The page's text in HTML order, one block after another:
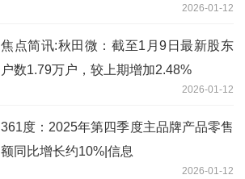
2026-01-12
焦点简讯:秋田微：截至1月9日最新股东
户数1.79万户，较上期增加2.48%
2026-01-12
361度：2025年第四季度主品牌产品零售
额同比增长约10%|信息
2026-01-12